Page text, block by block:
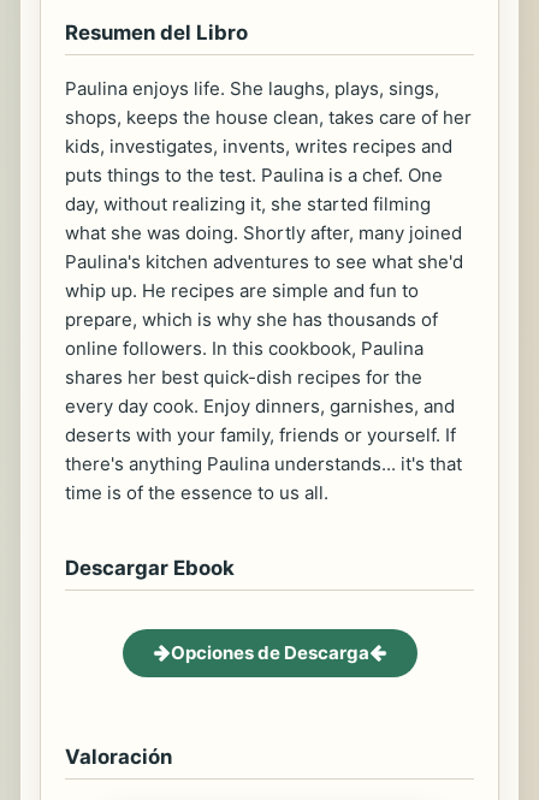
Resumen del Libro
Paulina enjoys life. She laughs, plays, sings,
shops, keeps the house clean, takes care of her
kids, investigates, invents, writes recipes and
puts things to the test. Paulina is a chef. One
day, without realizing it, she started filming
what she was doing. Shortly after, many joined
Paulina's kitchen adventures to see what she'd
whip up. He recipes are simple and fun to
prepare, which is why she has thousands of
online followers. In this cookbook, Paulina
shares her best quick-dish recipes for the
every day cook. Enjoy dinners, garnishes, and
deserts with your family, friends or yourself. If
there's anything Paulina understands... it's that
time is of the essence to us all.
Descargar Ebook
Opciones de Descarga
Valoración